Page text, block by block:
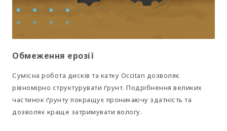
Обмеження ерозії
Сумісна робота дисків та катку Occitan дозволяє
рівномірно структурувати ґрунт. Подрібнення великих
частинок ґрунту покращує проникаючу здатність та
дозволяє краще затримувати вологу.